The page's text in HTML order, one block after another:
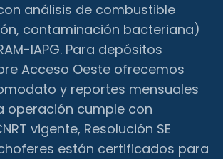
análisis de combustible
contaminación bacteriana)
IAPG. Para depósitos
Acceso Oeste ofrecemos
y reportes mensuales
operación cumple con
vigente, Resolución SE
están certificados para